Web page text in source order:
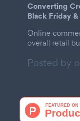
Converting
Black Friday
Online
overall retail
Posted by